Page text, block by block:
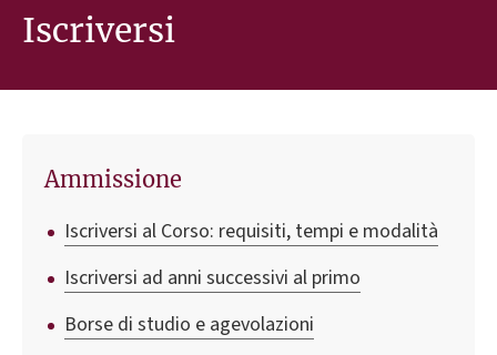
Iscriversi
Ammissione
Iscriversi al Corso: requisiti, tempi e modalità
Iscriversi ad anni successivi al primo
Borse di studio e agevolazioni